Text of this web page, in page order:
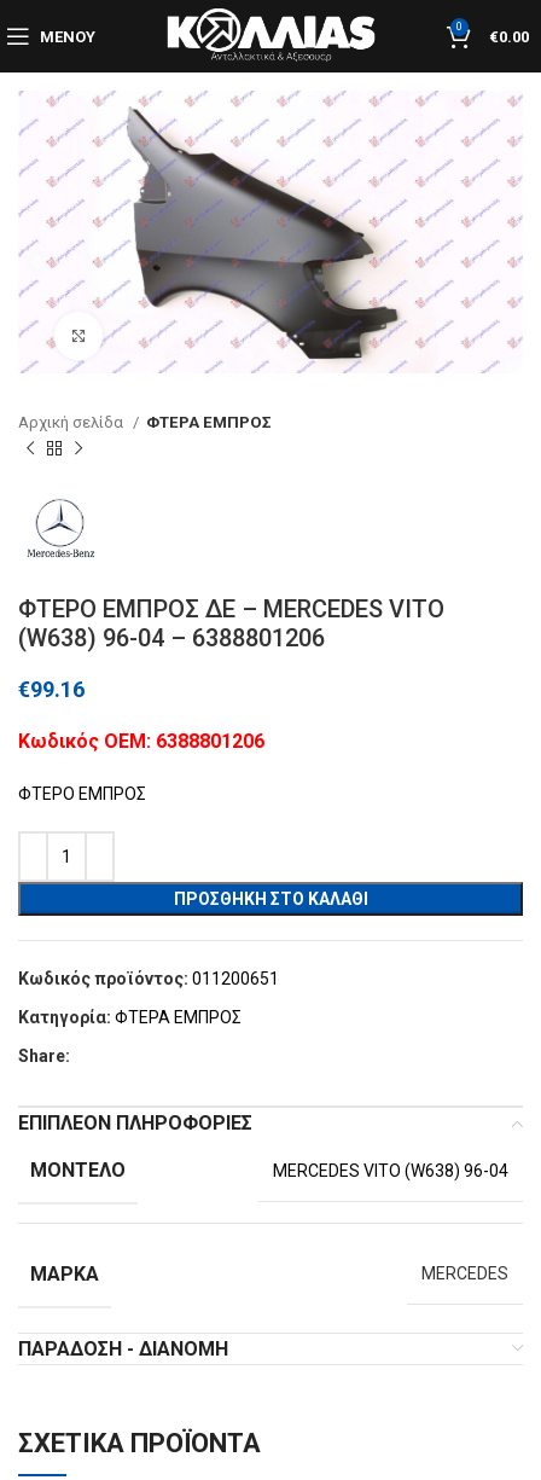
ΜΕΝΟΎ
0
€0.00
Κλικ για μεγέθυνση
Αρχική σελίδα ΦΤΕΡΑ ΕΜΠΡΟΣ
ΦΤΕΡΟ ΕΜΠΡΟΣ ΔΕ – MERCEDES VITO
(W638) 96-04 – 6388801206
€99.16
Kωδικός ΟΕΜ: 6388801206
ΦΤΕΡΟ ΕΜΠΡΟΣ
ΠΡΟΣΘΉΚΗ ΣΤΟ ΚΑΛΆΘΙ
Κωδικός προϊόντος: 011200651
Κατηγορία: ΦΤΕΡΑ ΕΜΠΡΟΣ
Share:
ΕΠΙΠΛΈΟΝ ΠΛΗΡΟΦΟΡΊΕΣ
ΜΟΝΤΈΛΟ MERCEDES VITO (W638) 96-04
ΜΆΡΚΑ MERCEDES
ΠΑΡΆΔΟΣΗ - ΔΙΑΝΟΜΉ
ΣΧΕΤΙΚΆ ΠΡΟΪΌΝΤΑ